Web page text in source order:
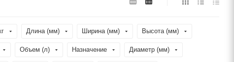
Длина (мм) Ширина (мм) Высота (мм)
Объем (л) Назначение Диаметр (мм)